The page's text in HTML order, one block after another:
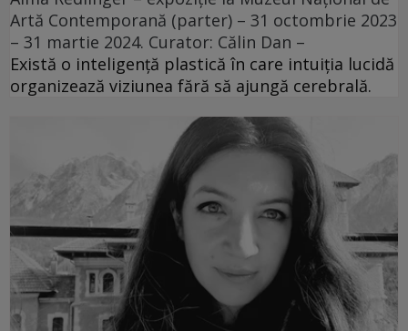
Artă Contemporană (parter) – 31 octombrie 2023
– 31 martie 2024. Curator: Călin Dan –
Există o inteligență plastică în care intuiția lucidă
organizează viziunea fără să ajungă cerebrală.